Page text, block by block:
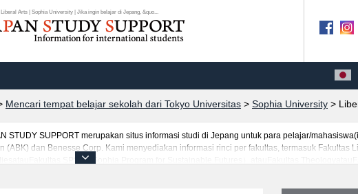
Arts | Sophia University | Jika ingin belajar di Jepang, &quo...
Mencari tempat belajar sekolah dari Tokyo Universitas > Sophia University >
STUDY SUPPORT merupakan situs informasi studi di Jepang untuk para pelajar/
dan Benesse Corp. Kami menyediakan informasi rinci per fakultas, termasuk Fakultas
SPSF（Sophia Program for Sustainable Futures）atauFakultas